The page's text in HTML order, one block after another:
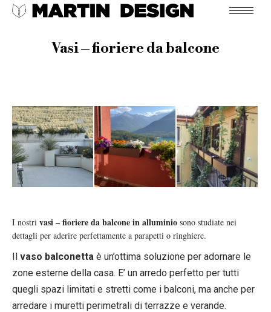
Vasi – fioriere da balcone
I nostri vasi – fioriere da balcone in alluminio sono studiate nei
dettagli per aderire perfettamente a parapetti o ringhiere.
Il vaso balconetta è un’ottima soluzione per adornare le
zone esterne della casa. E’ un arredo perfetto per tutti
quegli spazi limitati e stretti come i balconi, ma anche per
arredare i muretti perimetrali di terrazze e verande.